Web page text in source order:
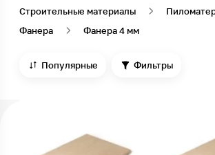
Строительные материалы
Фанера
Фанера 4 мм
Популярные Фильтры